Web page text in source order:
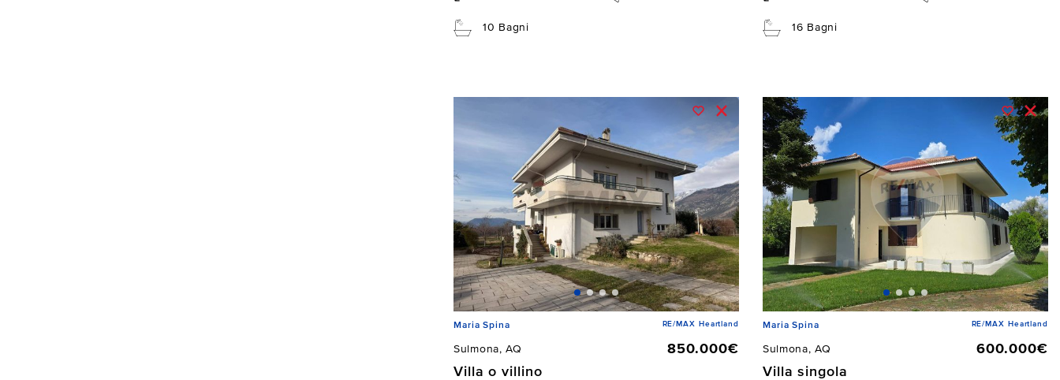
10 Bagni 16 Bagni
Maria Spina RE/MAX Heartland
Sulmona, AQ
850.000€
Villa o villino
Maria Spina RE/MAX Heartland
Sulmona, AQ
600.000€
Villa singola